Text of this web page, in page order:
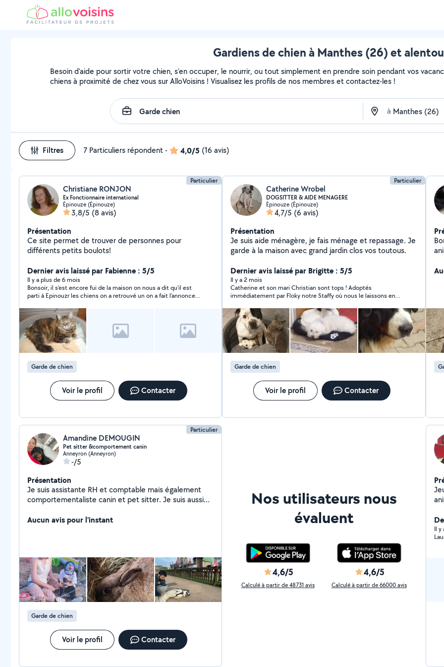
Gardiens de chien à Manthes (26) et
Besoin d'aide pour sortir votre chien, s'en occuper, le nourrir, ou tout simplement en prendre soin pendant vos
chiens à proximité de chez vous sur AlloVoisins ! Visualisez les profils de nos membres et contactez-les !
à
Filtres 7 Particuliers répondent- 4,0/5 (16 avis)
Particulier
Christiane RONJON
Ex Fonctionnaire international
Épinouze (Épinouze)
3,8/5 (8 avis)
Présentation
Ce site permet de trouver de personnes pour
différents petits boulots!
Dernier avis laissé par Fabienne : 5/5
Il y a plus de 6 mois
Bonsoir, il s’est encore fui de la maison on nous a dit qu’il est
parti à Epinouzr les chiens on a retrouvé un on a fait l’annonce
possible si vous le voyez à Epinouzr est-ce que c’est possible
de me dire
Garde de chien
Voir le profil Contacter
Particulier
Catherine Wrobel
DOGSITTER & AIDE MENAGERE
Épinouze (Épinouze)
4,7/5 (6 avis)
Présentation
Je suis aide ménagère, je fais ménage et repassage. Je
garde à la maison avec grand jardin clos vos toutous.
Dernier avis laissé par Brigitte : 5/5
Il y a 2 mois
Catherine et son mari Christian sont tops ! Adoptés
immédiatement par Floky notre Staffy où nous le laissons en
Soulagés de pouvoir laisser notre chien en toute confiance
Garde de chien
Voir le profil Contacter
Bonjour ! Je
je
du
Particulier
Amandine DEMOUGIN
Pet sitter &comportement canin
Anneyron (Anneyron)
-/5
Présentation
Je suis assistante RH et comptable mais également
comportementaliste canin et pet sitter. Je suis aussi
aider
Aucun avis pour l'instant
Garde de chien
Voir le profil Contacter
Nos utilisateurs nous
évaluent
4,6/5
Calculé à partir de 48731 avis
4,6/5
Calculé à partir de 66000 avis
Il y